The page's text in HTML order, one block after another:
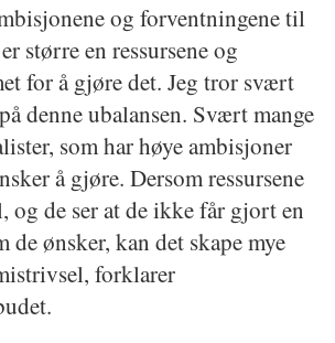
og forventningene til
større en ressursene og
for å gjøre det. Jeg tror svært
denne ubalansen. Svært mange
som har høye ambisjoner
å gjøre. Dersom ressursene
og de ser at de ikke får gjort en
de ønsker, kan det skape mye
forklarer